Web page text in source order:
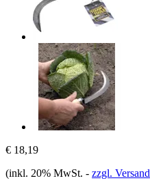
€ 18,19
(inkl. 20% MwSt. - zzgl. Versand